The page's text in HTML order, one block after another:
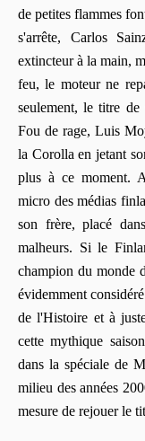
de petites flammes
s'arrête, Carlos
extincteur à la main,
feu, le moteur ne
seulement, le titre
Fou de rage, Luis
la Corolla en jetant
plus à ce moment.
micro des médias
son frère, placé
malheurs. Si le
champion du monde
évidemment
de l'Histoire et à
cette mythique
dans la spéciale de
milieu des années
mesure de rejouer le